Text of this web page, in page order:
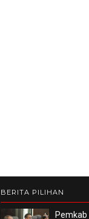
BERITA PILIHAN
Pemkab